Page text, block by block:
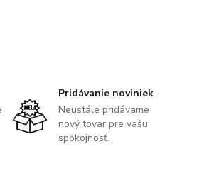
Pridávanie noviniek
Neustále pridávame
nový tovar pre vašu
spokojnosť.